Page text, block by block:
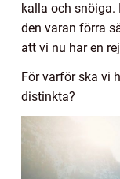
kalla och snöiga.
den varan förra
att vi nu har en
För varför ska vi
distinkta?